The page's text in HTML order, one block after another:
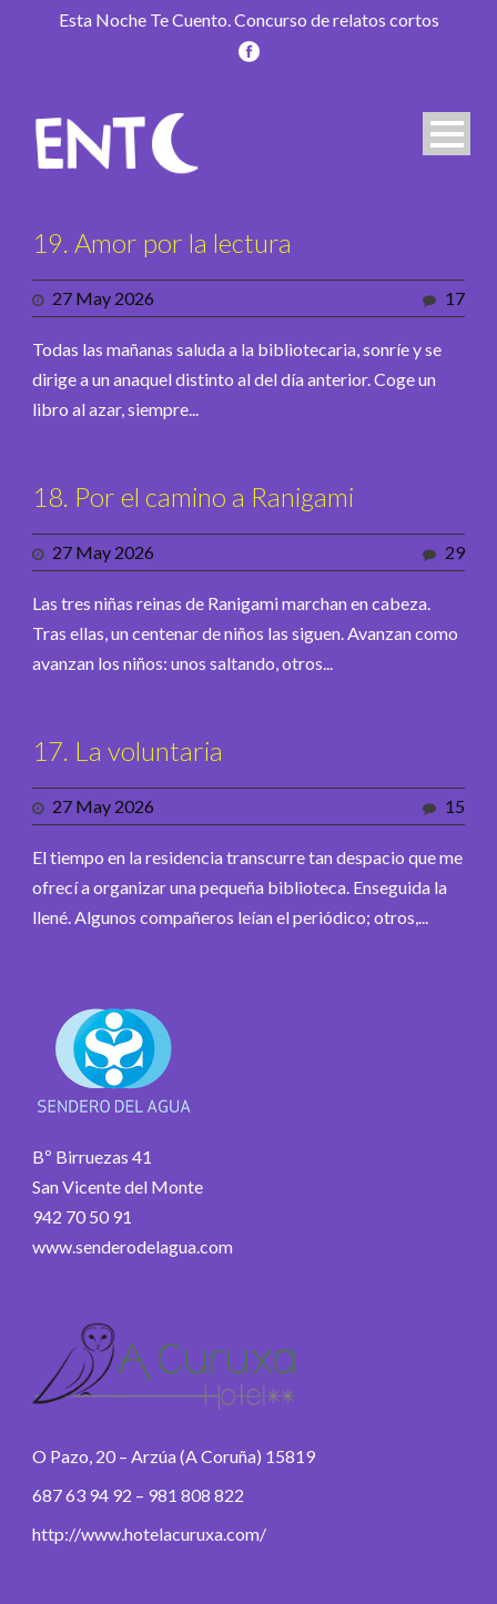
Esta Noche Te Cuento. Concurso de relatos cortos
19. Amor por la lectura
27 May 2026 17
Todas las mañanas saluda a la bibliotecaria, sonríe y se
dirige a un anaquel distinto al del día anterior. Coge un
libro al azar, siempre...
18. Por el camino a Ranigami
27 May 2026 29
Las tres niñas reinas de Ranigami marchan en cabeza.
Tras ellas, un centenar de niños las siguen. Avanzan como
avanzan los niños: unos saltando, otros...
17. La voluntaria
27 May 2026 15
El tiempo en la residencia transcurre tan despacio que me
ofrecí a organizar una pequeña biblioteca. Enseguida la
llené. Algunos compañeros leían el periódico; otros,...
Bº Birruezas 41
San Vicente del Monte
942 70 50 91
www.senderodelagua.com
O Pazo, 20 – Arzúa (A Coruña) 15819
687 63 94 92 – 981 808 822
http://www.hotelacuruxa.com/